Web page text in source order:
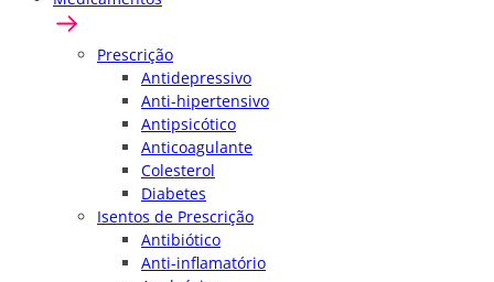
Prescrição
Antidepressivo
Anti-hipertensivo
Antipsicótico
Anticoagulante
Colesterol
Diabetes
Isentos de Prescrição
Antibiótico
Anti-inflamatório